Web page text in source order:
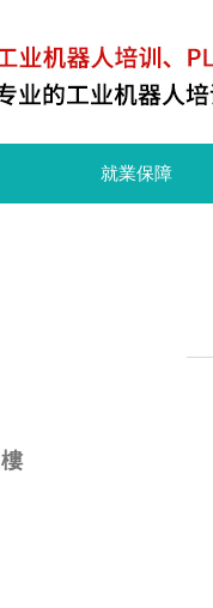
就業保障